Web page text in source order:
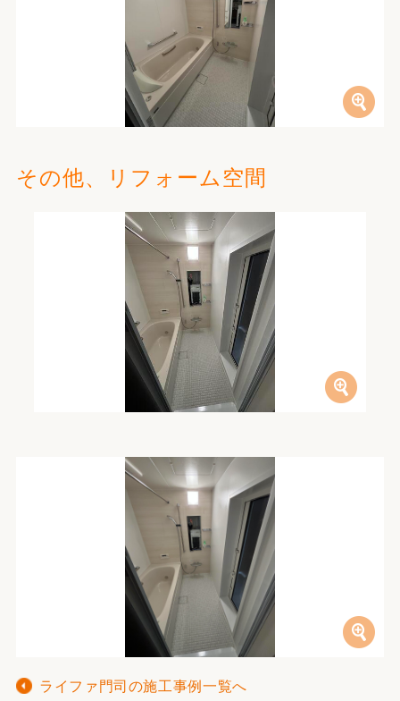
その他、リフォーム空間
ライファ門司の施工事例一覧へ